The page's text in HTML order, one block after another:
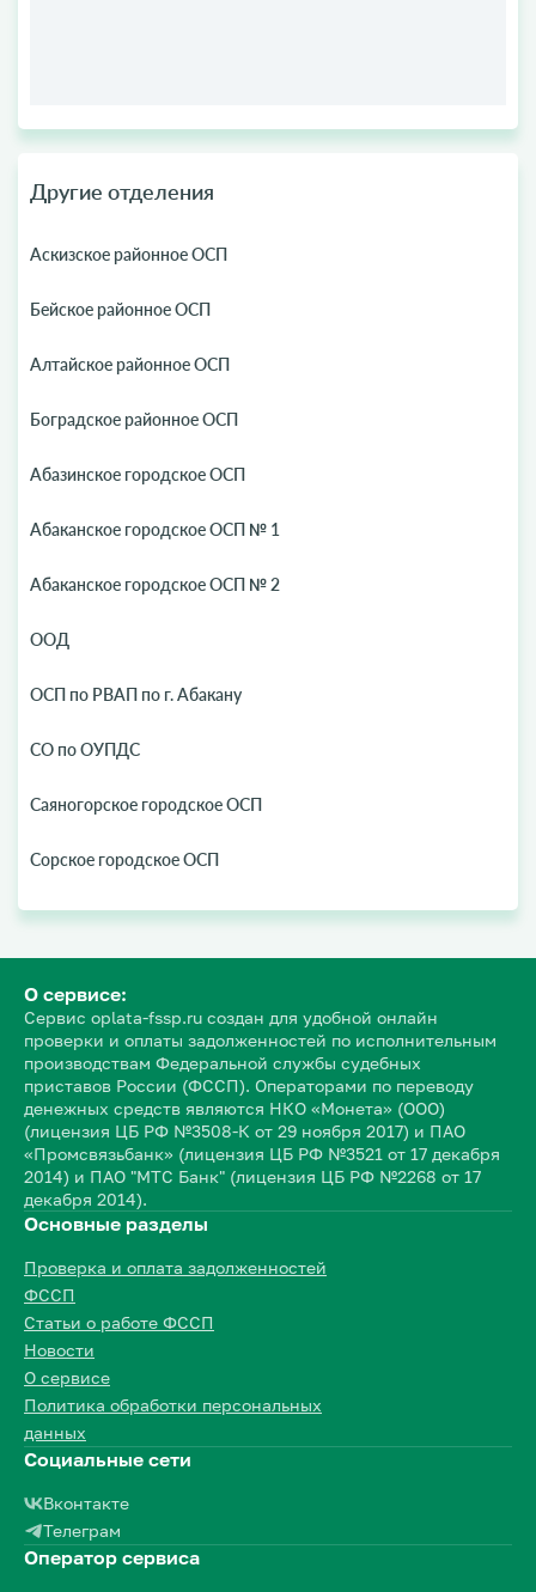
Другие отделения
Аскизское районное ОСП
Бейское районное ОСП
Алтайское районное ОСП
Боградское районное ОСП
Абазинское городское ОСП
Абаканское городское ОСП № 1
Абаканское городское ОСП № 2
ООД
ОСП по РВАП по г. Абакану
СО по ОУПДС
Саяногорское городское ОСП
Сорское городское ОСП
О сервисе:
Сервис oplata-fssp.ru создан для удобной онлайн
проверки и оплаты задолженностей по исполнительным
производствам Федеральной службы судебных
приставов России (ФССП). Операторами по переводу
денежных средств являются НКО «Монета» (ООО)
(лицензия ЦБ РФ №3508-К от 29 ноября 2017) и ПАО
«Промсвязьбанк» (лицензия ЦБ РФ №3521 от 17 декабря
2014) и ПАО "МТС Банк" (лицензия ЦБ РФ №2268 от 17
декабря 2014).
Основные разделы
Проверка и оплата задолженностей
ФССП
Статьи о работе ФССП
Новости
О сервисе
Политика обработки персональных
данных
Социальные сети
Вконтакте
Телеграм
Оператор сервиса